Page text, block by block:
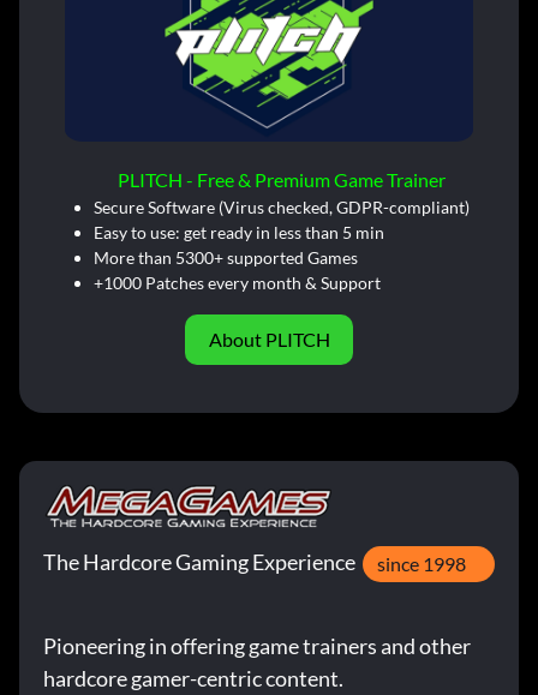
PLITCH - Free & Premium Game Trainer
Secure Software (Virus checked, GDPR-compliant)
Easy to use: get ready in less than 5 min
More than 5300+ supported Games
+1000 Patches every month & Support
About PLITCH
The Hardcore Gaming Experience since 1998
Pioneering in offering game trainers and other
hardcore gamer-centric content.